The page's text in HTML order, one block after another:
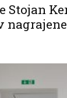
Stojan